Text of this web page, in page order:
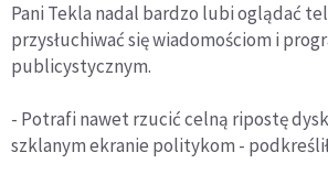
Pani Tekla nadal bardzo lubi oglądać
przysłuchiwać się wiadomościom i
publicystycznym.
- Potrafi nawet rzucić celną ripostę
szklanym ekranie politykom -